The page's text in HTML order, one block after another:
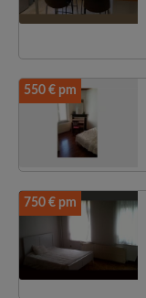
550 € pm
750 € pm